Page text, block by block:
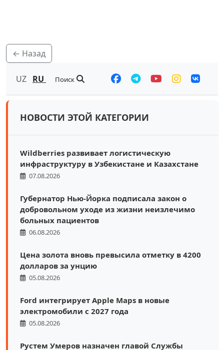
← Назад
UZ RU Поиск
НОВОСТИ ЭТОЙ КАТЕГОРИИ
Wildberries развивает логистическую
инфраструктуру в Узбекистане и Казахстане
07.08.2026
Губернатор Нью-Йорка подписала закон о
добровольном уходе из жизни неизлечимо
больных пациентов
06.08.2026
Цена золота вновь превысила отметку в 4200
долларов за унцию
05.08.2026
Ford интегрирует Apple Maps в новые
электромобили с 2027 года
05.08.2026
Рустем Умеров назначен главой Службы